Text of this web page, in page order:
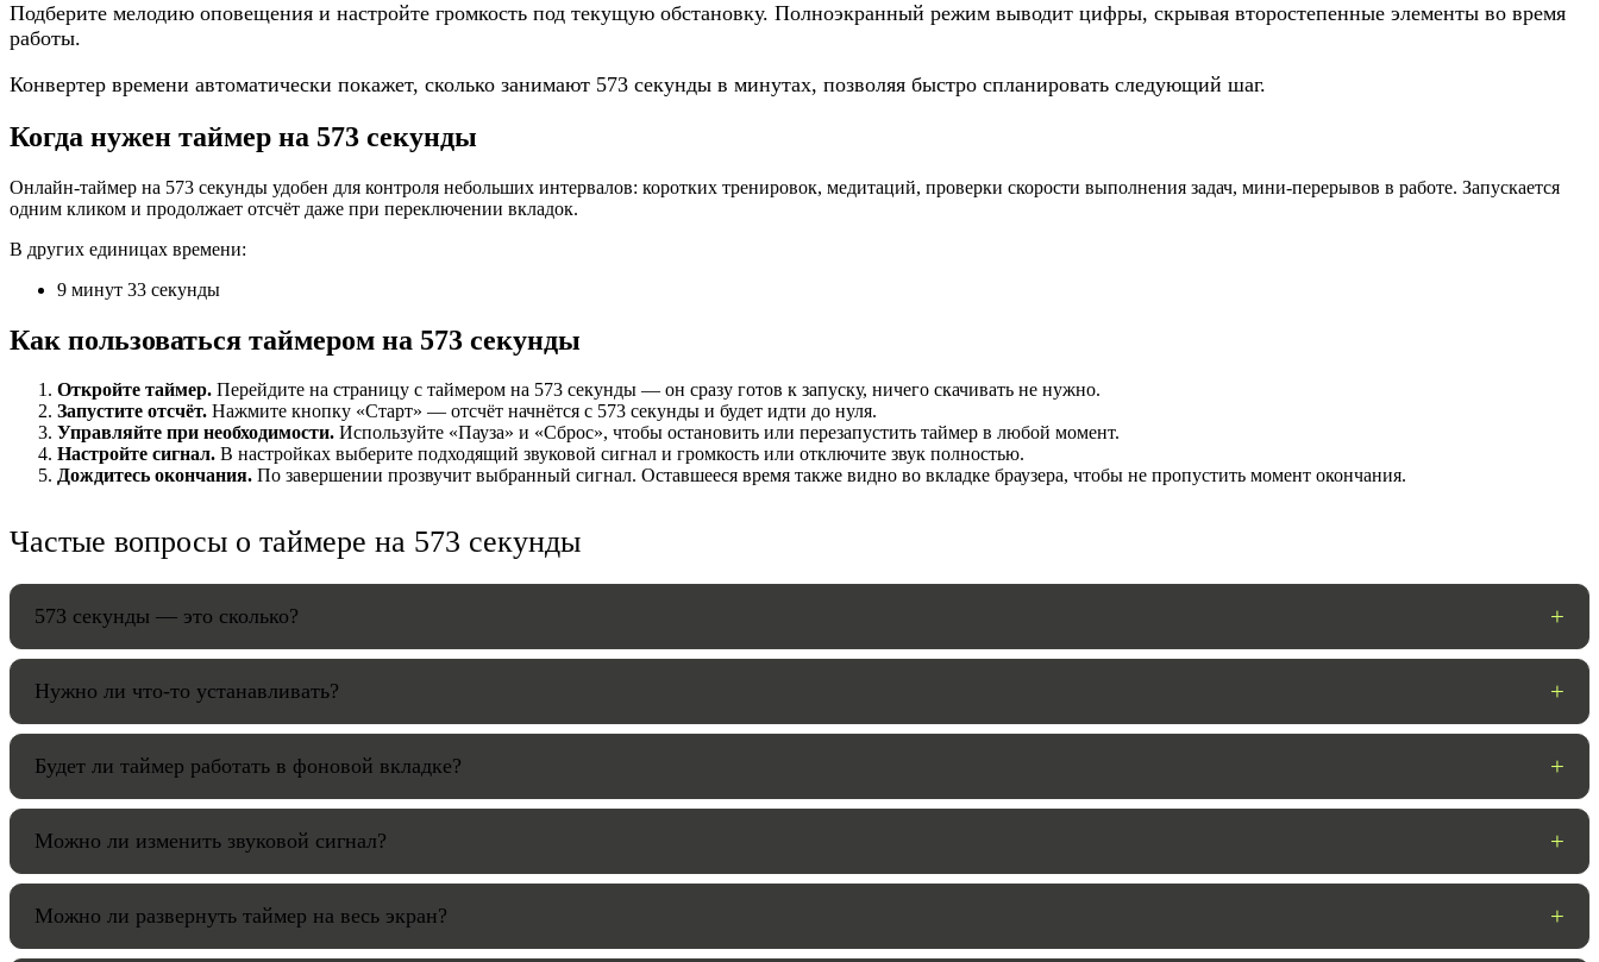
НАСТРОЙКИ
HANDY TIMERS ГОТОВО
Подберите мелодию оповещения и настройте громкость под текущую обстановку. Полноэкранный режим выводит цифры, скрывая второстепенные элементы во время
работы.
Конвертер времени автоматически покажет, сколько занимают 573 секунды в минутах, позволяя быстро спланировать следующий шаг.
Когда нужен таймер на 573 секунды
Онлайн-таймер на 573 секунды удобен для контроля небольших интервалов: коротких тренировок, медитаций, проверки скорости выполнения задач, мини-перерывов в работе. Запускается
одним кликом и продолжает отсчёт даже при переключении вкладок.
В других единицах времени:
9 минут 33 секунды
Как пользоваться таймером на 573 секунды
Откройте таймер. Перейдите на страницу с таймером на 573 секунды — он сразу готов к запуску, ничего скачивать не нужно.
Запустите отсчёт. Нажмите кнопку «Старт» — отсчёт начнётся с 573 секунды и будет идти до нуля.
Управляйте при необходимости. Используйте «Пауза» и «Сброс», чтобы остановить или перезапустить таймер в любой момент.
Настройте сигнал. В настройках выберите подходящий звуковой сигнал и громкость или отключите звук полностью.
Дождитесь окончания. По завершении прозвучит выбранный сигнал. Оставшееся время также видно во вкладке браузера, чтобы не пропустить момент окончания.
Частые вопросы о таймере на 573 секунды
573 секунды — это сколько?
Нужно ли что-то устанавливать?
Будет ли таймер работать в фоновой вкладке?
Можно ли изменить звуковой сигнал?
Можно ли развернуть таймер на весь экран?